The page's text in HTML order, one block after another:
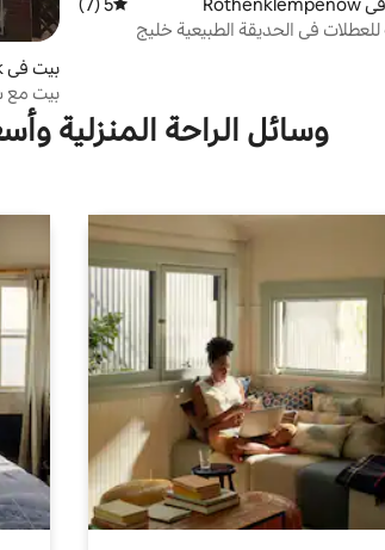
شقة للعطلات في الحديقة الطبيعية خليج
بيت في Pasewalk
بيت مع
وسائل الراحة المنزلية